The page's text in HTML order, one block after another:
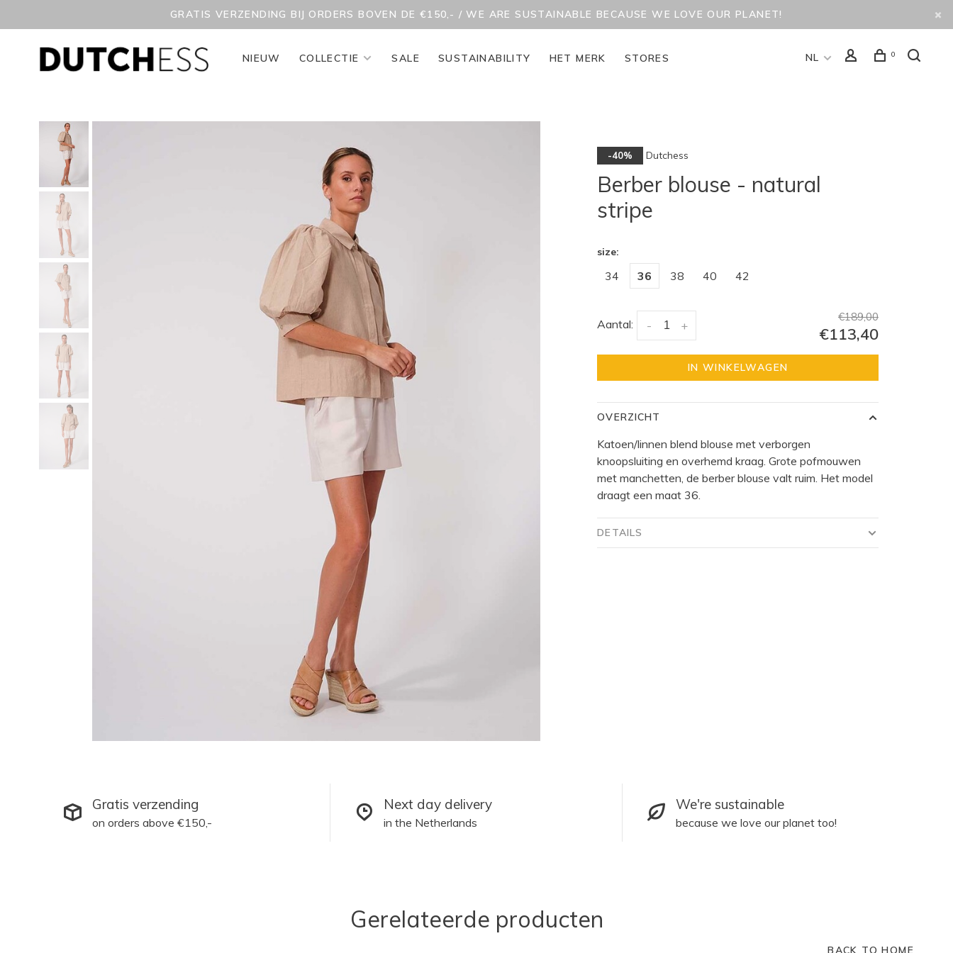
GRATIS VERZENDING BIJ ORDERS BOVEN DE €150,- / WE ARE SUSTAINABLE BECAUSE WE LOVE OUR PLANET!
NIEUW COLLECTIE SALE SUSTAINABILITY HET MERK STORES NL 0
-40% Dutchess
Berber blouse - natural
stripe
size:
34 36 38 40 42
Aantal: +
-
€189,00
€113,40
IN WINKELWAGEN
OVERZICHT
Katoen/linnen blend blouse met verborgen
knoopsluiting en overhemd kraag. Grote pofmouwen
met manchetten, de berber blouse valt ruim. Het model
draagt een maat 36.
DETAILS
Gratis verzending
on orders above €150,-
Next day delivery
in the Netherlands
We're sustainable
because we love our planet too!
Gerelateerde producten
BACK TO HOME